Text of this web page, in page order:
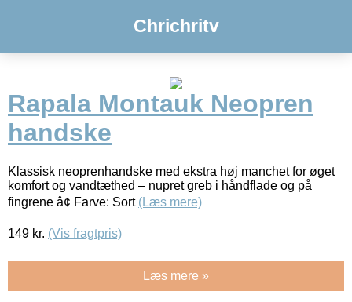
Chrichritv
Rapala Montauk Neopren
handske
Klassisk neoprenhandske med ekstra høj manchet for øget
komfort og vandtæthed – nupret greb i håndflade og på
fingrene â¢ Farve: Sort (Læs mere)
149 kr. (Vis fragtpris)
Læs mere »